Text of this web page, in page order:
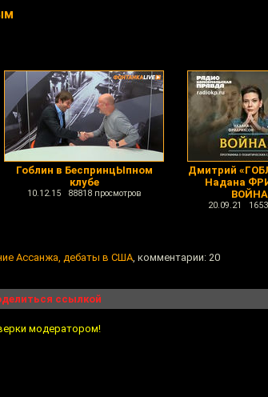
Гоблин в БеспринцЫпном
клубе
10.12.15 88818 просмотров
Дмитрий
Надана
20.09.21
Ассанжа, дебаты в США, комментарии: 20
ссылкой
модератором!